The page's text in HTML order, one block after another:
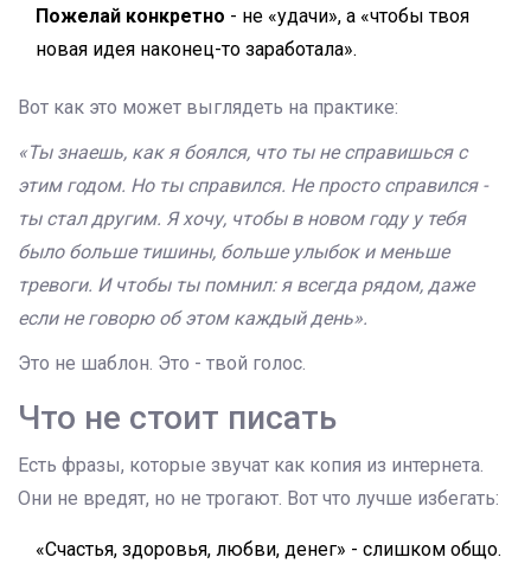
Пожелай конкретно - не «удачи», а «чтобы твоя
новая идея наконец-то заработала».
Вот как это может выглядеть на практике:
«Ты знаешь, как я боялся, что ты не справишься с
этим годом. Но ты справился. Не просто справился -
ты стал другим. Я хочу, чтобы в новом году у тебя
было больше тишины, больше улыбок и меньше
тревоги. И чтобы ты помнил: я всегда рядом, даже
если не говорю об этом каждый день».
Это не шаблон. Это - твой голос.
Что не стоит писать
Есть фразы, которые звучат как копия из интернета.
Они не вредят, но не трогают. Вот что лучше избегать:
«Счастья, здоровья, любви, денег» - слишком общо.